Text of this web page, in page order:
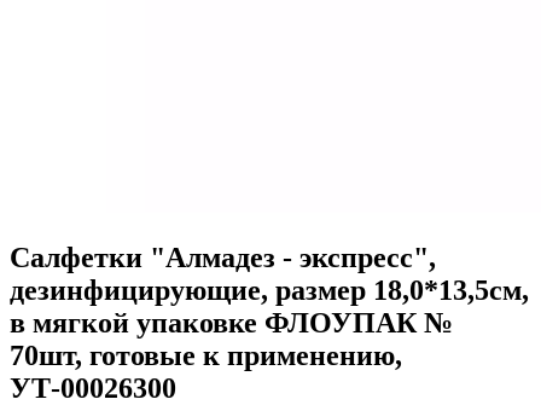
Салфетки "Алмадез - экспресс",
дезинфицирующие, размер 18,0*13,5см,
в мягкой упаковке ФЛОУПАК №
70шт, готовые к применению,
УТ-00026300